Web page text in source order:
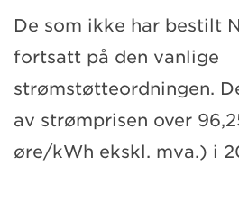
De som ikke har bestilt
fortsatt på den vanlige
strømstøtteordningen.
av strømprisen over
øre/kWh ekskl. mva.) i